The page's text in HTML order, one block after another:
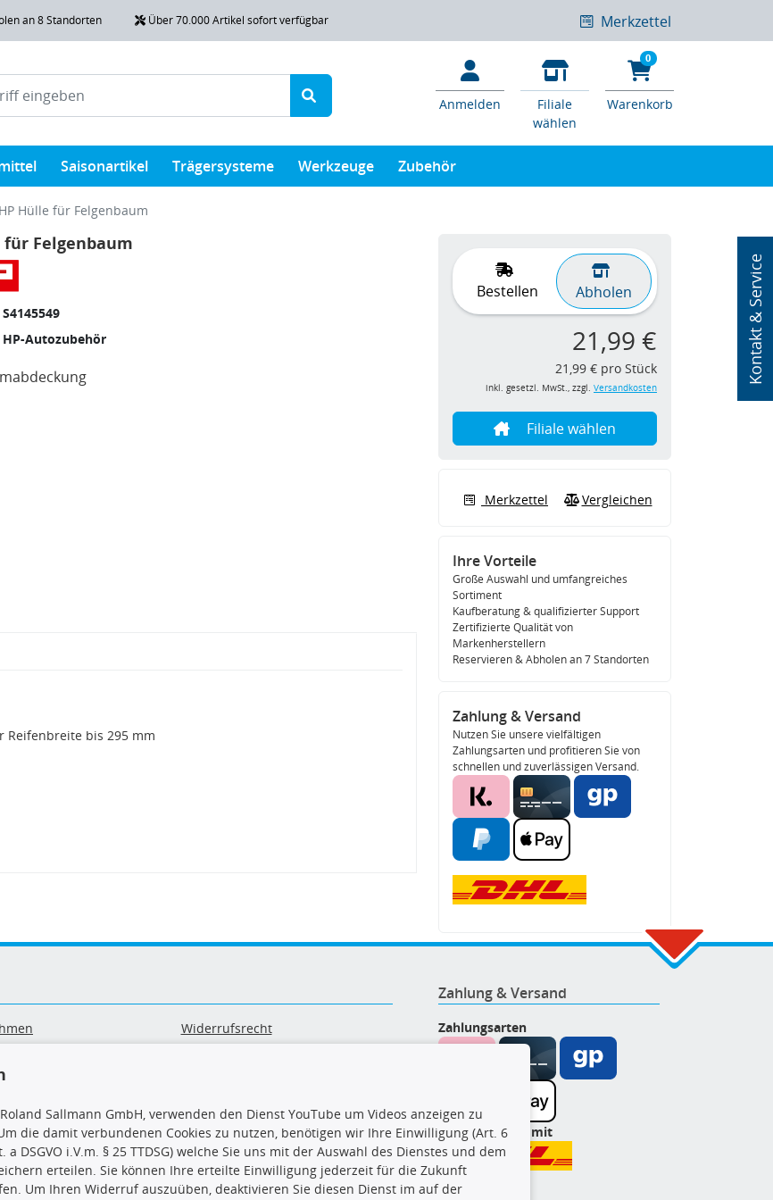
Kontakt & Service
an 8 Standorten Über 70.000 Artikel sofort verfügbar Merkzettel
Anmelden
Filiale
wählen
0
Warenkorb
Saisonartikel Trägersysteme Werkzeuge Zubehör
HP Hülle für Felgenbaum
für Felgenbaum
S4145549
HP-Autozubehör
Reifenbreite bis 295 mm
Bestellen Abholen
21,99 €
21,99 € pro Stück
inkl. gesetzl. MwSt., zzgl. Versandkosten
Filiale wählen
Merkzettel Vergleichen
Ihre Vorteile
Große Auswahl und umfangreiches
Sortiment
Kaufberatung & qualifizierter Support
Zertifizierte Qualität von
Markenherstellern
Reservieren & Abholen an 7 Standorten
Zahlung & Versand
Nutzen Sie unsere vielfältigen
Zahlungsarten und profitieren Sie von
schnellen und zuverlässigen Versand.
Zahlung
Batterieentsorgung
Widerrufsrecht
Widerrufsformular
Barrierefreiheitserklärung
Zahlung & Versand
Zahlungsarten
Wir versenden mit
Sallmann GmbH, verwenden den Dienst YouTube um Videos anzeigen zu
die damit verbundenen Cookies zu nutzen, benötigen wir Ihre Einwilligung (Art. 6
a DSGVO i.V.m. § 25 TTDSG) welche Sie uns mit der Auswahl des Dienstes und dem
erteilen. Sie können Ihre erteilte Einwilligung jederzeit für die Zukunft
Um Ihren Widerruf auszuüben, deaktivieren Sie diesen Dienst im auf der